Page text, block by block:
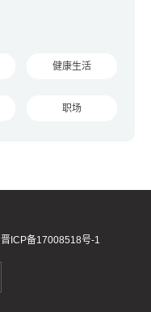
健康生活
职场
晋ICP备17008518号-1